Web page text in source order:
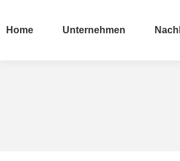
Home Unternehmen
Home Unternehmen